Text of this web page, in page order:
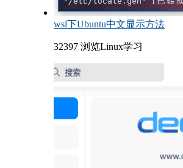
wsl下Ubuntu中文显示方法
32397 浏览Linux学习